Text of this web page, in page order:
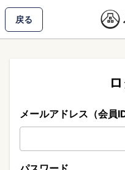
戻る
メールアドレス（会員ID